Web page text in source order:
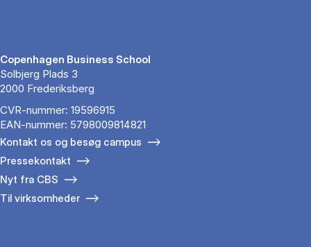
Copenhagen Business School
Solbjerg Plads 3
2000 Frederiksberg
CVR-nummer: 19596915
EAN-nummer: 5798009814821
Kontakt os og besøg campus
Pressekontakt
Nyt fra CBS
Til virksomheder